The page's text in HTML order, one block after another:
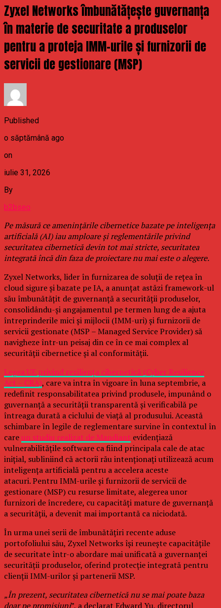
Zyxel Networks îmbunătățește guvernanța
în materie de securitate a produselor
pentru a proteja IMM-urile și furnizorii de
servicii de gestionare (MSP)
Published
o săptămână ago
on
iulie 31, 2026
By
b2bseo
Pe măsură ce amenințările cibernetice bazate pe inteligența
artificială (AI) iau amploare și reglementările privind
securitatea cibernetică devin tot mai stricte, securitatea
integrată încă din faza de proiectare nu mai este o alegere.
Zyxel Networks, lider în furnizarea de soluții de rețea în
cloud sigure și bazate pe IA, a anunțat astăzi framework-ul
său îmbunătățit de guvernanță a securității produselor,
consolidându-și angajamentul pe termen lung de a ajuta
întreprinderile mici și mijlocii (IMM-uri) și furnizorii de
servicii gestionate (MSP – Managed Service Provider) să
navigheze într-un peisaj din ce în ce mai complex al
securității cibernetice și al conformității.
Legea UE privind reziliența cibernetică (Cyber Resilience
Act – CRA), care va intra în vigoare în luna septembrie, a
redefinit responsabilitatea privind produsele, impunând o
guvernanță a securității transparentă și verificabilă pe
întreaga durată a ciclului de viață al produsului. Această
schimbare în legile de reglementare survine în contextul în
careun studiu realizat de Mandiant evidențiază
vulnerabilitățile software ca fiind principala cale de atac
inițial, subliniind că actorii rău intenționați utilizează acum
inteligența artificială pentru a accelera aceste
atacuri. Pentru IMM-urile și furnizorii de servicii de
gestionare (MSP) cu resurse limitate, alegerea unor
furnizori de încredere, cu capacități mature de guvernanță
a securității, a devenit mai importantă ca niciodată.
În urma unei serii de îmbunătățiri recente aduse
portofoliului său, Zyxel Networks își reunește capacitățile
de securitate într-o abordare mai unificată a guvernanței
securității produselor, oferind protecție integrată pentru
clienții IMM-urilor și partenerii MSP.
„În prezent, securitatea cibernetică nu se mai poate baza
doar pe promisiuni”, a declarat Edward Yu, directorul